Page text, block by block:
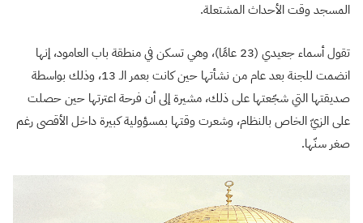
المسجد وقت الأحداث المشتعلة.
تقول أسماء جعيدي (23 عامًا)، وهي تسكن في منطقة باب العامود، إنها
انضمت للجنة بعد عام من نشأتها حين كانت بعمر الـ 13، وذلك بواسطة
صديقتها التي شجّعتها على ذلك، مشيرة إلى أن فرحة اعترتها حين حصلت
على الزيّ الخاص بالنظام، وشعرت وقتها بمسؤولية كبيرة داخل الأقصى رغم
صغر سنّها.